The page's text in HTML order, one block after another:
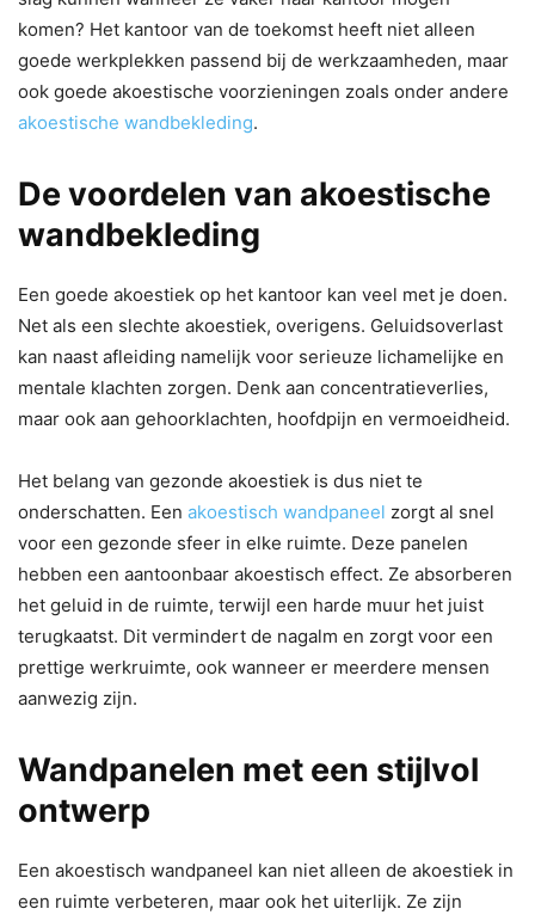
komen? Het kantoor van de toekomst heeft niet alleen
goede werkplekken passend bij de werkzaamheden, maar
ook goede akoestische voorzieningen zoals onder andere
akoestische wandbekleding.
De voordelen van akoestische
wandbekleding
Een goede akoestiek op het kantoor kan veel met je doen.
Net als een slechte akoestiek, overigens. Geluidsoverlast
kan naast afleiding namelijk voor serieuze lichamelijke en
mentale klachten zorgen. Denk aan concentratieverlies,
maar ook aan gehoorklachten, hoofdpijn en vermoeidheid.
Het belang van gezonde akoestiek is dus niet te
onderschatten. Een akoestisch wandpaneel zorgt al snel
voor een gezonde sfeer in elke ruimte. Deze panelen
hebben een aantoonbaar akoestisch effect. Ze absorberen
het geluid in de ruimte, terwijl een harde muur het juist
terugkaatst. Dit vermindert de nagalm en zorgt voor een
prettige werkruimte, ook wanneer er meerdere mensen
aanwezig zijn.
Wandpanelen met een stijlvol
ontwerp
Een akoestisch wandpaneel kan niet alleen de akoestiek in
een ruimte verbeteren, maar ook het uiterlijk. Ze zijn